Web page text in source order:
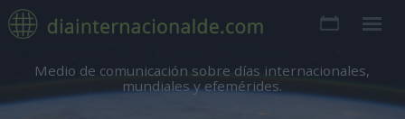
Medio de comunicación sobre días internacionales,
mundiales y efemérides.